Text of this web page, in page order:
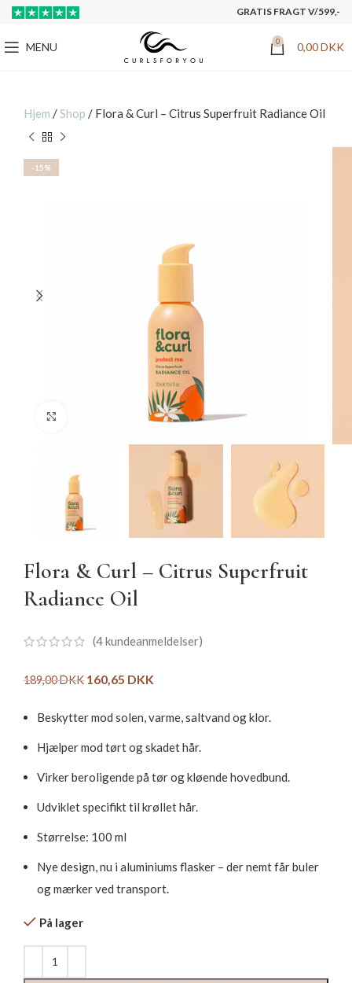
GRATIS FRAGT V/599,-
MENU 0 0,00DKK
Hjem /Shop / Flora & Curl – Citrus Superfruit Radiance Oil
-15%
Flora & Curl – Citrus Superfruit
Radiance Oil
(4kundeanmeldelser)
189,00DKK 160,65 DKK
Beskytter mod solen, varme, saltvand og klor.
Hjælper mod tørt og skadet hår.
Virker beroligende på tør og kløende hovedbund.
Udviklet specifikt til krøllet hår.
Størrelse: 100 ml
Nye design, nu i aluminiums flasker – der nemt får buler
og mærker ved transport.
På lager